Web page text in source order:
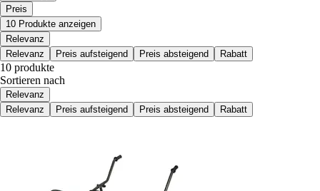
Preis
10 Produkte anzeigen
Relevanz
Relevanz
Preis aufsteigend Preis absteigend Rabatt
10 produkte
Sortieren nach
Relevanz
Relevanz
Preis aufsteigend Preis absteigend Rabatt